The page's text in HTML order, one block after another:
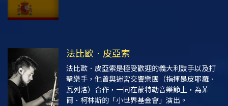
法比歐．皮亞索
法比歐．皮亞索是極受歡迎的義大利鼓手以及打
擊樂手，他曾與迷宮交響樂團（指揮是皮耶羅．
瓦列洛）合作，一同在蒙特勒音樂節上，為菲
爾．柯林斯的「小世界基金會」演出。